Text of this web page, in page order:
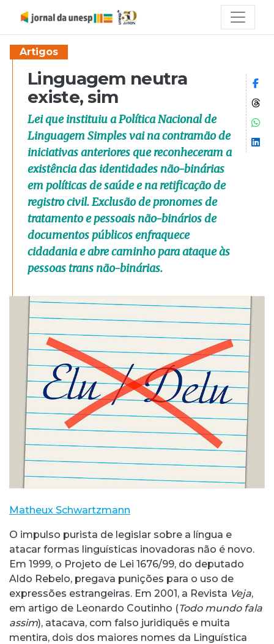
Artigos
Linguagem neutra
existe, sim
Lei que instituiu a Política Nacional de
Linguagem Simples vai na contramão de
iniciativas anteriores que reconheceram a
existência das identidades não-binárias
em políticas de saúde e na retificação de
registro civil. Exclusão de pronomes de
tratamento e pessoais não-binários de
documentos públicos enfraquece
cidadania e abre caminho para ataque às
pessoas trans não-binárias.
Matheux Schwartzmann
O impulso purista de legislar sobre a língua e
atacar formas linguísticas inovadoras não é novo.
Em 1999, o Projeto de Lei 1676/99, do deputado
Aldo Rebelo, pregava punições para o uso de
expressões estrangeiras. Em 2001, a Revista Veja,
em artigo de Leonardo Coutinho (Todo mundo fala
assim), atacava, com falso juridiquês e muita
mentira, dois dos maiores nomes da Linguística